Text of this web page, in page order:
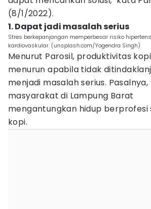
(8/1/2022).
1. Dapat jadi masalah serius
Stres berkepanjangan memperbesar risiko
kardiovaskular. (unsplash.com/Yogendra Singh)
Menurut Parosil, produktivitas
menurun apabila tidak
menjadi masalah serius.
masyarakat di Lampung Barat
mengantungkan hidup
kopi.